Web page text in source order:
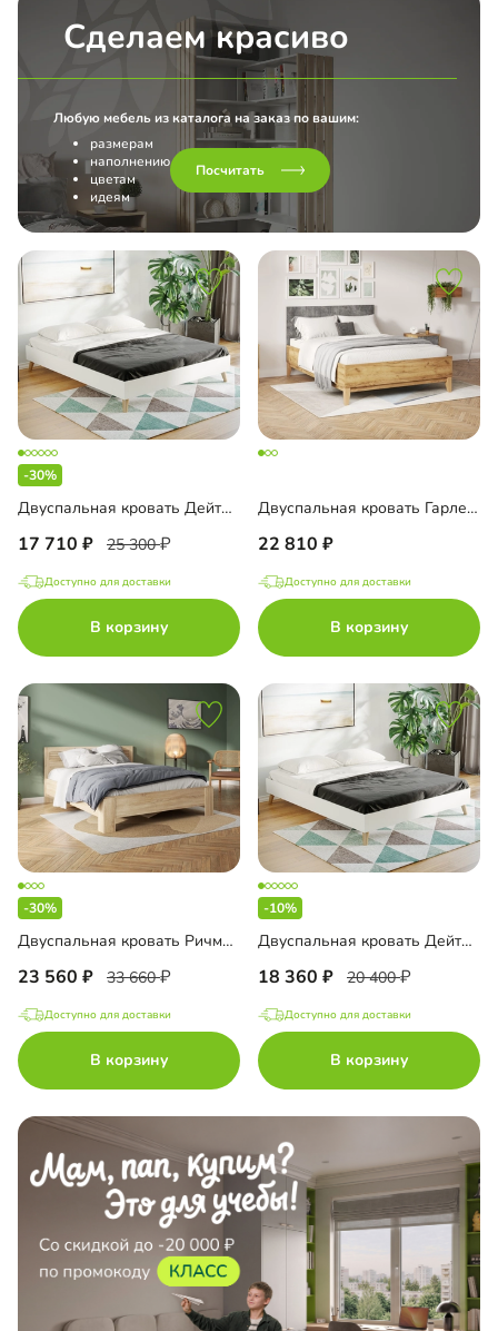
пленкой ПВХ
эмалью
Сделаем красиво
Любую мебель из каталога на заказ по вашим:
размерам
наполнению
цветам
идеям
Посчитать
-30%
Двуспальная кровать Дейтон-160
17 710 25 300
Доступно для доставки
В корзину
Двуспальная кровать Гарленд-140
22 810
Доступно для доставки
В корзину
-30%
Двуспальная кровать Ричмонд-160
23 560 33 660
Доступно для доставки
В корзину
-10%
Двуспальная кровать Дейтон-180
18 360 20 400
Доступно для доставки
В корзину